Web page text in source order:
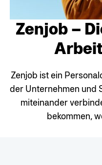
Zenjob –
Zenjob ist ein
der Unternehmen und
miteinander
bekommen,